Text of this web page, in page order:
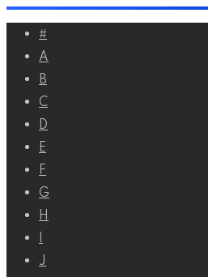
Перейти
контенту
#
A
B
C
D
E
F
G
H
J